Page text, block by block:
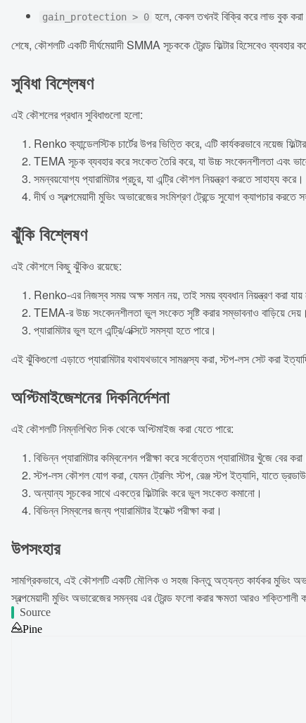
gain_protection > 0 হলে, কেবল তখনই বিক্রি করে লাভ বুক
শেষে, কৌশলটি একটি দীর্ঘমেয়াদী SMMA সূচককে ট্রেন্ড ফিল্টার হিসেবেও
সুবিধা বিশ্লেষণ
এই কৌশলের প্রধান সুবিধাগুলো হলো:
Renko ক্যান্ডেলস্টিক চার্টের উপর ভিত্তি করে, এটি কার্যকরভাবে নয়েজ
TEMA সূচক ব্যবহার করে সংকেত তৈরি করে, যা উচ্চ সংবেদনশীলতা এবং
সমন্বয়যোগ্য প্যারামিটার প্রচুর, যা এন্ট্রি কৌশল নিয়ন্ত্রণ করতে সাহায্য করে।
দীর্ঘ ও স্বল্পমেয়াদী মুভিং অভারেজের সংমিশ্রণ ট্রেন্ডে সুযোগ ক্যাপচার করতে
ঝুঁকি বিশ্লেষণ
এই কৌশলে কিছু ঝুঁকিও রয়েছে:
Renko-এর নিজস্ব সময় অক্ষ সমান নয়, তাই সময় ব্যবধান নিয়ন্ত্রণ করা যায়
TEMA-র উচ্চ সংবেদনশীলতা ভুল সংকেত সৃষ্টি করার সম্ভাবনাও বাড়িয়ে দেয়।
প্যারামিটার ভুল হলে এন্ট্রি/এক্সিটে সমস্যা হতে পারে।
এই ঝুঁকিগুলো এড়াতে প্যারামিটার যথাযথভাবে সামঞ্জস্য করা, স্টপ-লস সেট করা
অপ্টিমাইজেশনের দিকনির্দেশনা
এই কৌশলটি নিম্নলিখিত দিক থেকে অপ্টিমাইজ করা যেতে পারে:
বিভিন্ন প্যারামিটার কম্বিনেশন পরীক্ষা করে সর্বোত্তম প্যারামিটার খুঁজে বের
স্টপ-লস কৌশল যোগ করা, যেমন ট্রেলিং স্টপ, রেঞ্জ স্টপ ইত্যাদি, যাতে
অন্যান্য সূচকের সাথে একত্রে ফিল্টারিং করে ভুল সংকেত কমানো।
বিভিন্ন সিম্বলের জন্য প্যারামিটার ইফেক্ট পরীক্ষা করা।
উপসংহার
সামগ্রিকভাবে, এই কৌশলটি একটি মৌলিক ও সহজ কিন্তু অত্যন্ত কার্যকর মুভিং
স্বল্পমেয়াদী মুভিং অভারেজের সমন্বয় এর ট্রেন্ড ফলো করার ক্ষমতা আরও শক্তিশালী
Source
Pine